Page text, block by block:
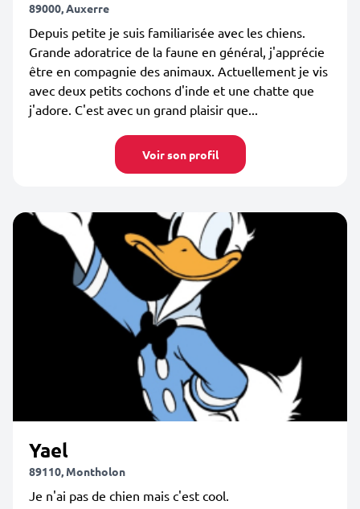
89000, Auxerre
Depuis petite je suis familiarisée avec les chiens.
Grande adoratrice de la faune en général, j'apprécie
être en compagnie des animaux. Actuellement je vis
avec deux petits cochons d'inde et une chatte que
j'adore. C'est avec un grand plaisir que...
Voir son profil
Yael
89110, Montholon
Je n'ai pas de chien mais c'est cool.